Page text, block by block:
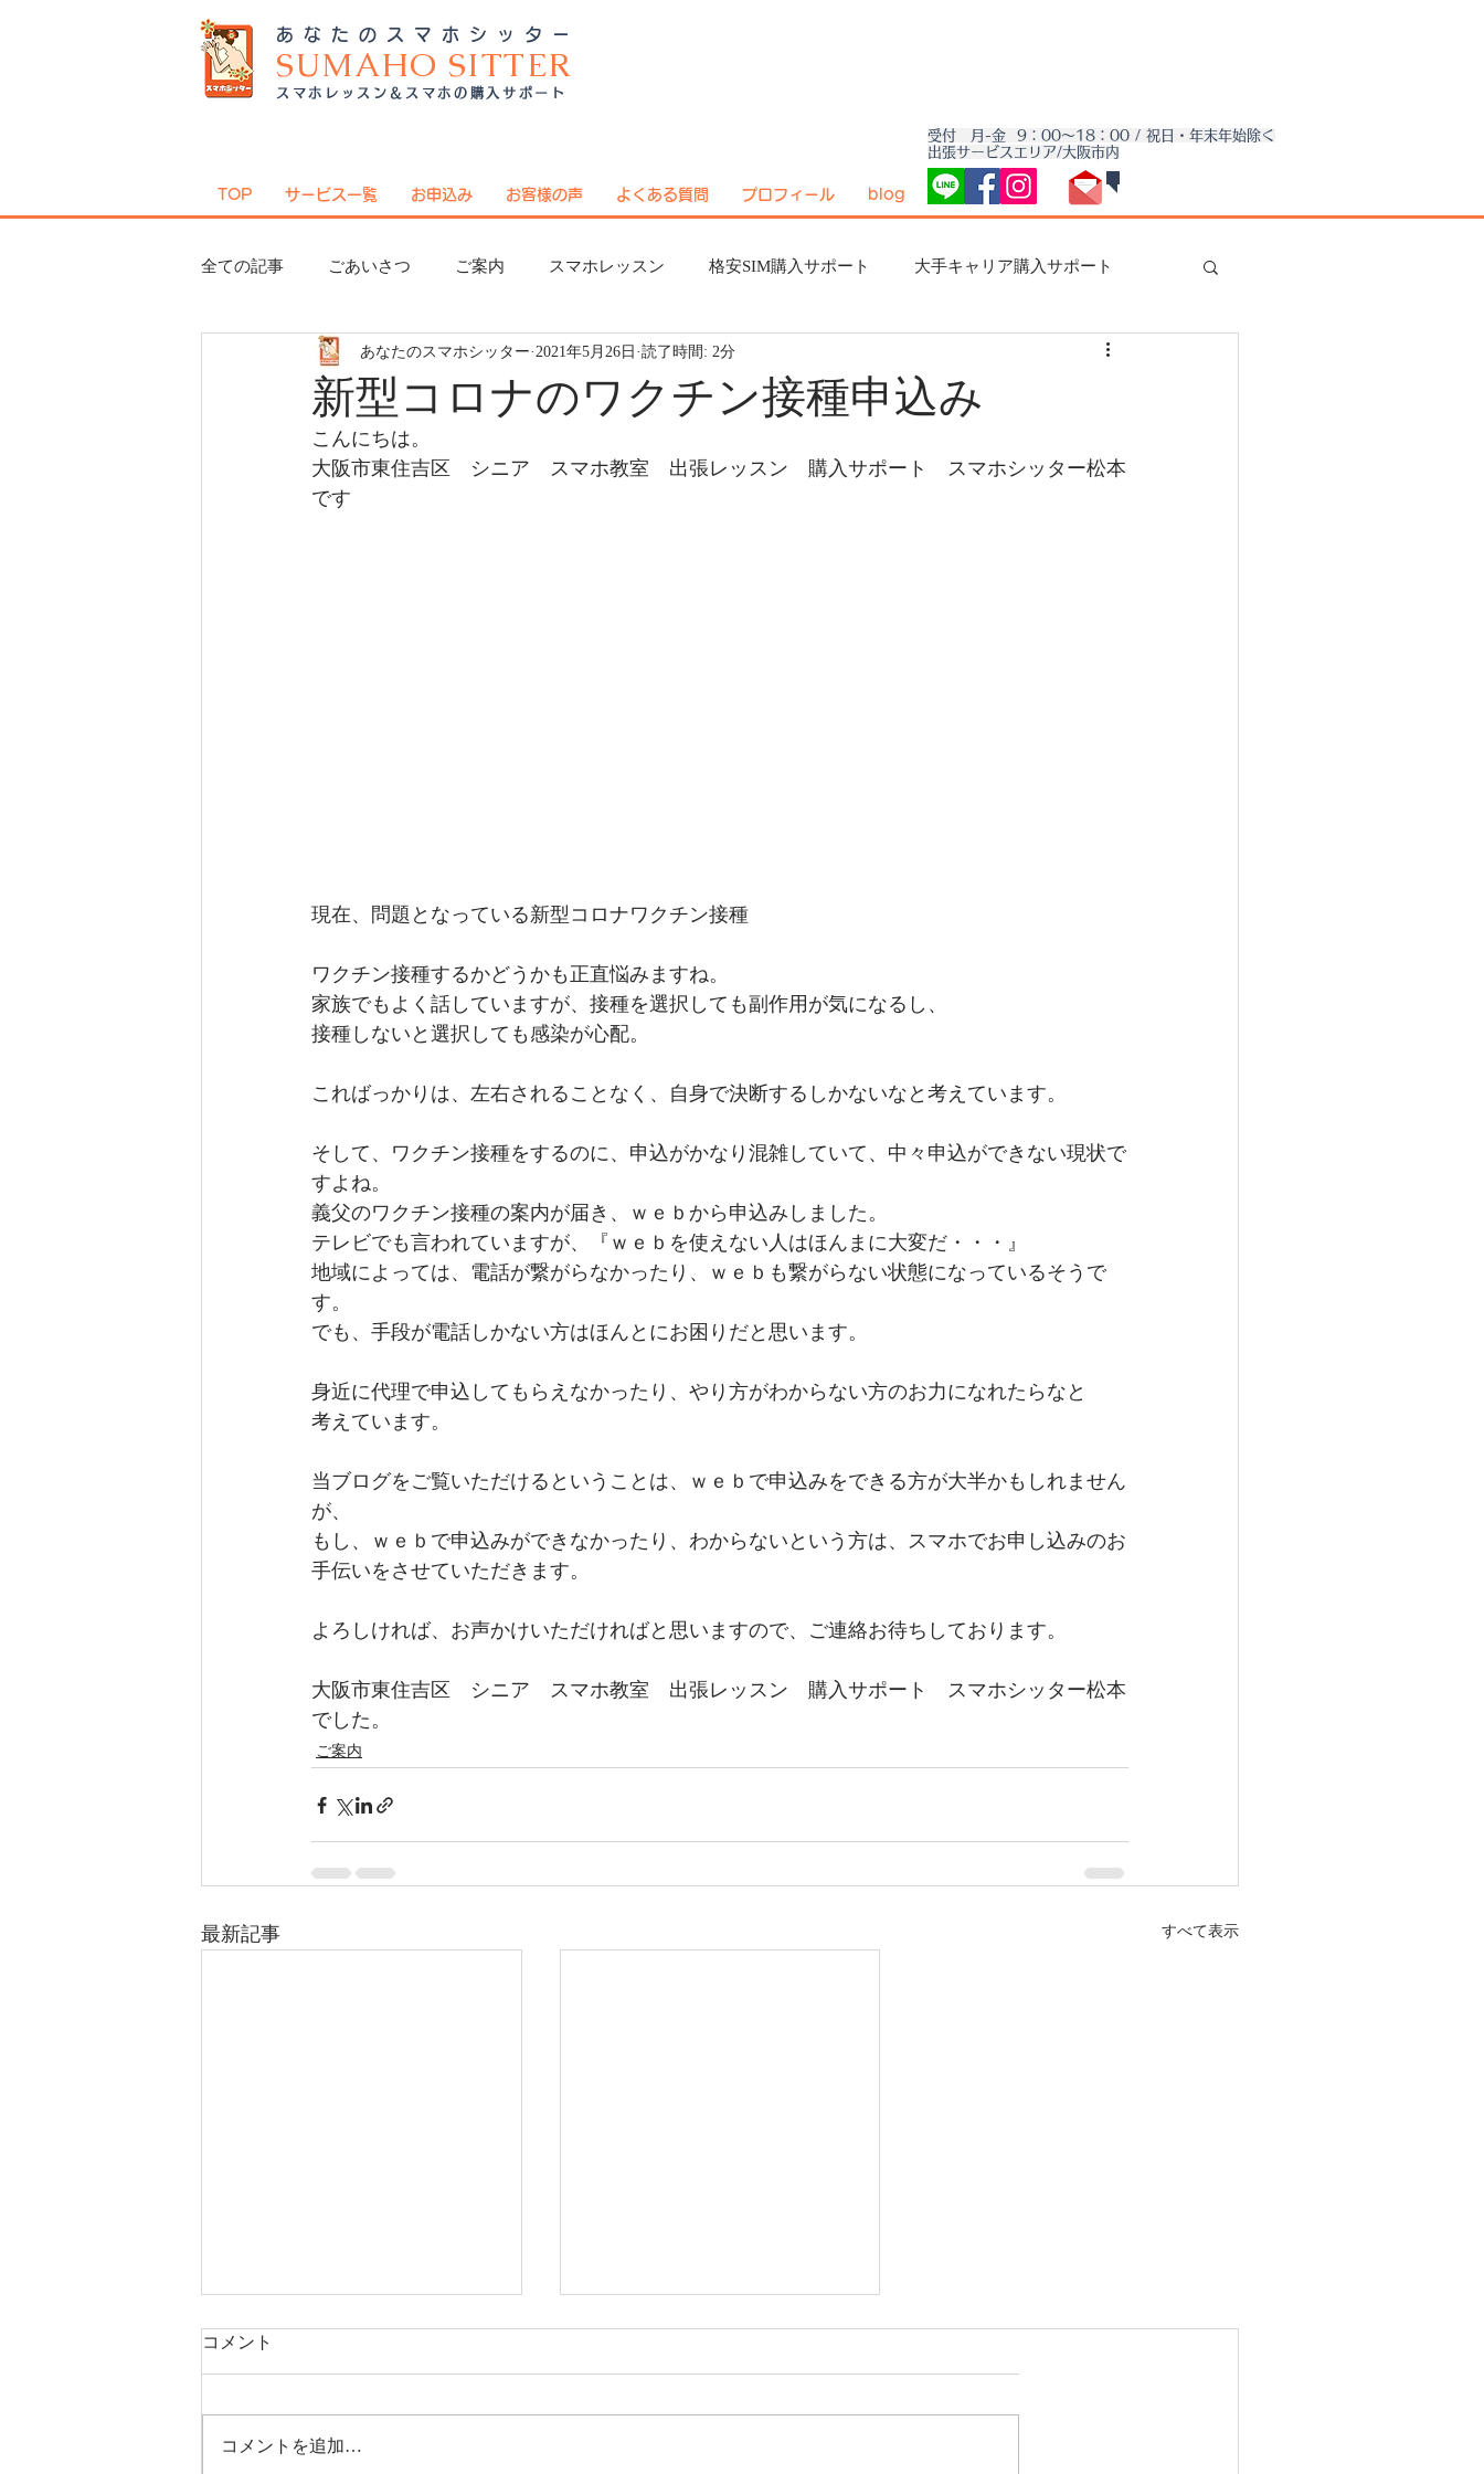
あなたのスマホシッター
SUMAHO SITTER
スマホレッスン＆スマホの購入サポート
受付 月-金 9：00～18：00 / 祝日・年末年始除く
出張サービスエリア/大阪市内
TOP サービス一覧 お申込み お客様の声 よくある質問 プロフィール blog
全ての記事 ごあいさつ ご案内 スマホレッスン 格安SIM購入サポート 大手キャリア購入サポート
日々のこと ポイント活用術 アプリ紹介 スマホ用語辞典 機種ご紹介
LINE活用術 ニュース
新型コロナのワクチン接種申込み
あなたのスマホシッター 2021年5月26日 読了時間: 2分
こんにちは。
大阪市東住吉区　シニア　スマホ教室　出張レッスン　購入サポート　スマホシッター松本
です
現在、問題となっている新型コロナワクチン接種
ワクチン接種するかどうかも正直悩みますね。
家族でもよく話していますが、接種を選択しても副作用が気になるし、
接種しないと選択しても感染が心配。
こればっかりは、左右されることなく、自身で決断するしかないなと考えています。
そして、ワクチン接種をするのに、申込がかなり混雑していて、中々申込ができない現状で
すよね。
義父のワクチン接種の案内が届き、ｗｅｂから申込みしました。
テレビでも言われていますが、『ｗｅｂを使えない人はほんまに大変だ・・・』
地域によっては、電話が繋がらなかったり、ｗｅｂも繋がらない状態になっているそうで
す。
でも、手段が電話しかない方はほんとにお困りだと思います。
身近に代理で申込してもらえなかったり、やり方がわからない方のお力になれたらなと
考えています。
当ブログをご覧いただけるということは、ｗｅｂで申込みをできる方が大半かもしれません
が、
もし、ｗｅｂで申込みができなかったり、わからないという方は、スマホでお申し込みのお
手伝いをさせていただきます。
よろしければ、お声かけいただければと思いますので、ご連絡お待ちしております。
大阪市東住吉区　シニア　スマホ教室　出張レッスン　購入サポート　スマホシッター松本
でした。
ご案内
最新記事 すべて表示
コメント
コメントを追加…